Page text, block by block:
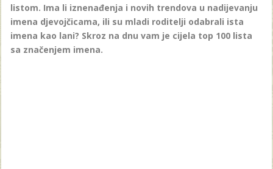
listom. Ima li iznenađenja i novih trendova u nadijevanju
imena djevojčicama, ili su mladi roditelji odabrali ista
imena kao lani? Skroz na dnu vam je cijela top 100 lista
sa značenjem imena.